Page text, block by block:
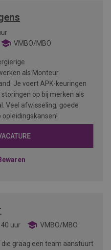
VMBO/MBO
als Monteur
Je voert APK-keuringen
op bij merken als
Veel afwisseling, goede
40 uur VMBO/MBO
die graag een team aanstuurt